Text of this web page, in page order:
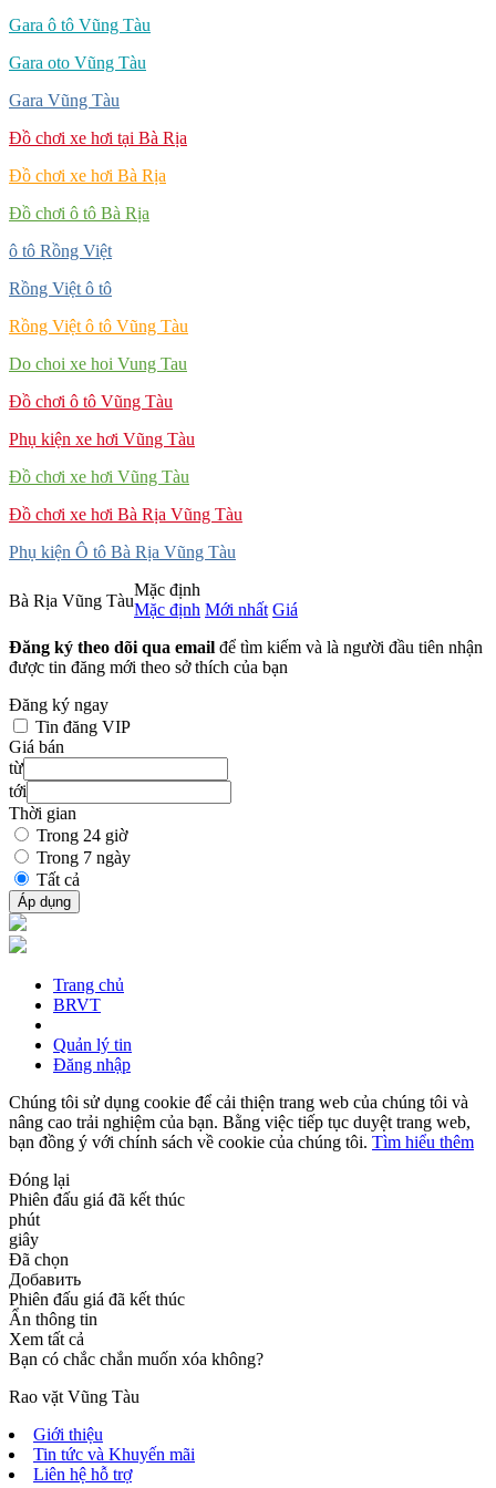
Gara ô tô Vũng Tàu
Gara oto Vũng Tàu
Gara Vũng Tàu
Đồ chơi xe hơi tại Bà Rịa
Đồ chơi xe hơi Bà Rịa
Đồ chơi ô tô Bà Rịa
ô tô Rồng Việt
Rồng Việt ô tô
Rồng Việt ô tô Vũng Tàu
Do choi xe hoi Vung Tau
Đồ chơi ô tô Vũng Tàu
Phụ kiện xe hơi Vũng Tàu
Đồ chơi xe hơi Vũng Tàu
Đồ chơi xe hơi Bà Rịa Vũng Tàu
Phụ kiện Ô tô Bà Rịa Vũng Tàu
Bà Rịa Vũng Tàu
Mặc định
Mặc định Mới nhất Giá
Đăng ký theo dõi qua email để tìm kiếm và là người đầu tiên nhận
được tin đăng mới theo sở thích của bạn
Đăng ký ngay
Tin đăng VIP
Giá bán
từ
tới
Thời gian
Trong 24 giờ
Trong 7 ngày
Tất cả
Áp dụng
Trang chủ
BRVT
Quản lý tin
Đăng nhập
Chúng tôi sử dụng cookie để cải thiện trang web của chúng tôi và
nâng cao trải nghiệm của bạn. Bằng việc tiếp tục duyệt trang web,
bạn đồng ý với chính sách về cookie của chúng tôi. Tìm hiểu thêm
Đóng lại
Phiên đấu giá đã kết thúc
phút
giây
Đã chọn
Добавить
Phiên đấu giá đã kết thúc
Ẩn thông tin
Xem tất cả
Bạn có chắc chắn muốn xóa không?
Rao vặt Vũng Tàu
Giới thiệu
Tin tức và Khuyến mãi
Liên hệ hỗ trợ